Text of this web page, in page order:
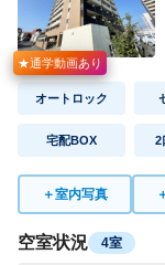
★通学動画あり
オートロック
宅配BOX 2
＋室内写真
空室状況 4室